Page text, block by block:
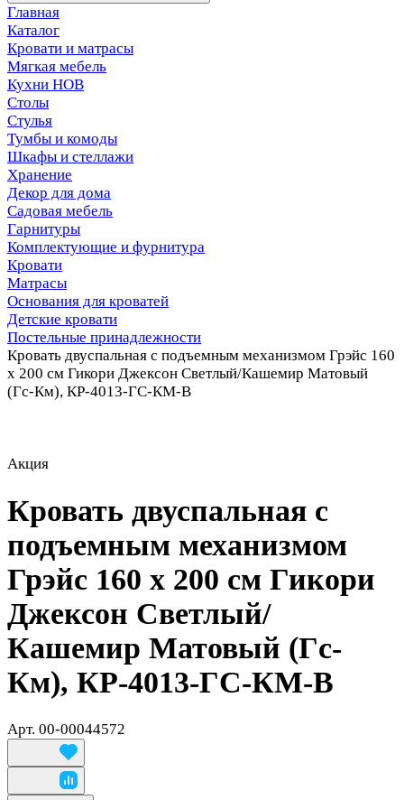
Главная
Каталог
Кровати и матрасы
Мягкая мебель
Кухни НОВ
Столы
Стулья
Тумбы и комоды
Шкафы и стеллажи
Хранение
Декор для дома
Садовая мебель
Гарнитуры
Комплектующие и фурнитура
Кровати
Матрасы
Основания для кроватей
Детские кровати
Постельные принадлежности
Кровать двуспальная с подъемным механизмом Грэйс 160
х 200 см Гикори Джексон Светлый/Кашемир Матовый
(Гс-Км), КР-4013-ГС-КМ-В
Акция
Кровать двуспальная с
подъемным механизмом
Грэйс 160 х 200 см Гикори
Джексон Светлый/
Кашемир Матовый (Гс-
Км), КР-4013-ГС-КМ-В
Арт. 00-00044572